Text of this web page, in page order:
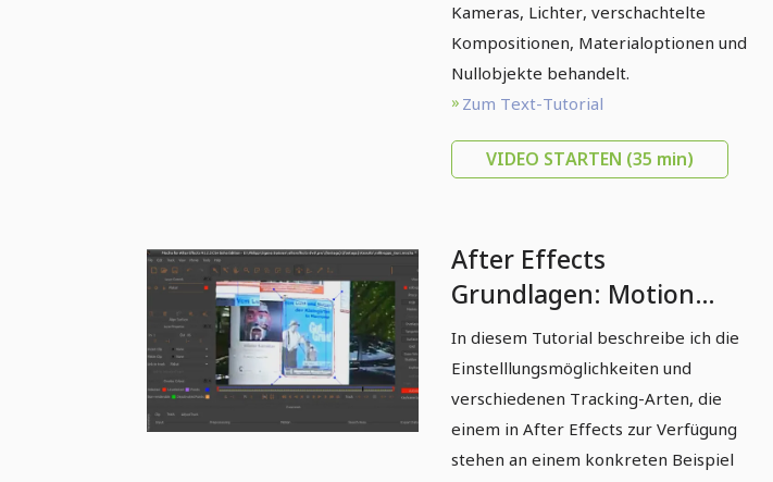
Kameras, Lichter, verschachtelte
Kompositionen, Materialoptionen und
Nullobjekte behandelt.
Zum Text-Tutorial
VIDEO STARTEN (35 min)
After Effects
Grundlagen: Motion
Tracking
In diesem Tutorial beschreibe ich die
Einstelllungsmöglichkeiten und
verschiedenen Tracking-Arten, die
einem in After Effects zur Verfügung
stehen an einem konkreten Beispiel